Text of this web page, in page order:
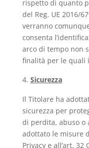
rispetto di quanto
del Reg. UE 2016/
verranno
consenta
arco di tempo non
finalità per le quali
Sicurezza
Il Titolare ha
sicurezza per
di perdita, abuso o
adottato le misure
Privacy e all’art. 32